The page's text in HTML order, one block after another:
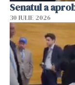
Senatul a
30 IULIE 2026